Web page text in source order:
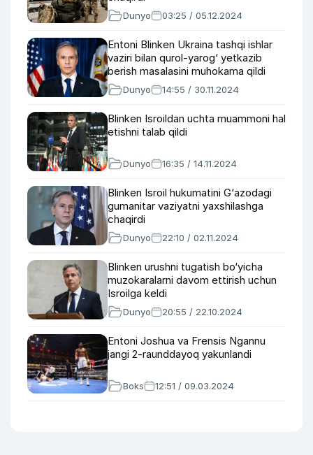
Dunyo 03:25 / 05.12.2024
Entoni Blinken Ukraina tashqi ishlar
vaziri bilan qurol-yarog‘ yetkazib
berish masalasini muhokama qildi
Dunyo 14:55 / 30.11.2024
Blinken Isroildan uchta muammoni hal
etishni talab qildi
Dunyo 16:35 / 14.11.2024
Blinken Isroil hukumatini G‘azodagi
gumanitar vaziyatni yaxshilashga
chaqirdi
Dunyo 22:10 / 02.11.2024
Blinken urushni tugatish bo‘yicha
muzokaralarni davom ettirish uchun
Isroilga keldi
Dunyo 20:55 / 22.10.2024
Entoni Joshua va Frensis Ngannu
jangi 2-raunddayoq yakunlandi
Boks 12:51 / 09.03.2024